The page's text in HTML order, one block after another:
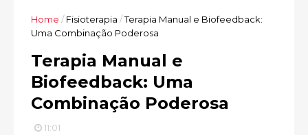
Home /Fisioterapia /Terapia Manual e Biofeedback:
Uma Combinação Poderosa
Terapia Manual e
Biofeedback: Uma
Combinação Poderosa
11:01